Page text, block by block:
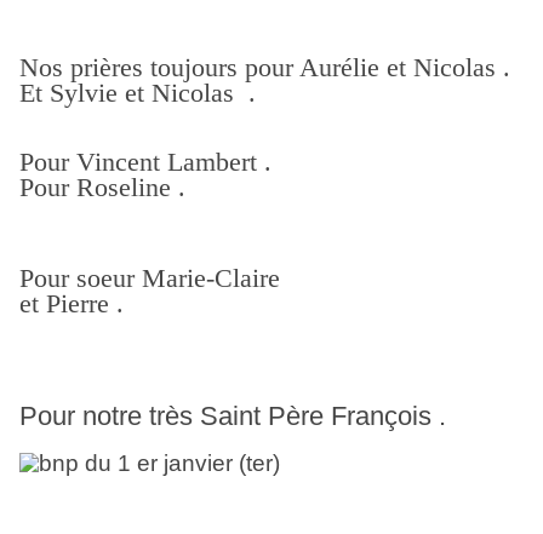
Nos prières toujours pour Aurélie et Nicolas .
Et Sylvie et Nicolas .
Pour Vincent Lambert .
Pour Roseline .
Pour soeur Marie-Claire
et Pierre .
Pour notre très Saint Père François .